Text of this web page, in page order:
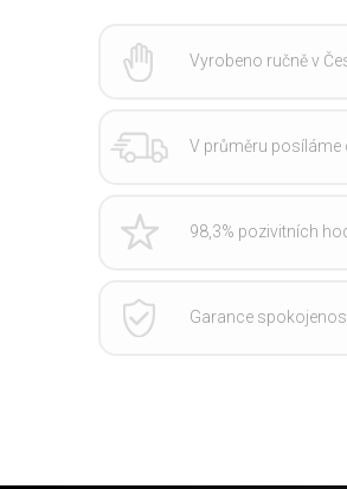
Vyrobeno ručně v
V průměru posíláme
98,3% pozivitních
Garance